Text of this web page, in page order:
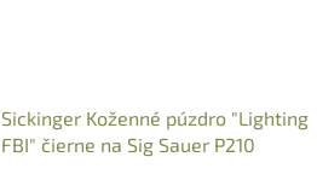
Sickinger Koženné púzdro "Lighting
FBI" čierne na Sig Sauer P210